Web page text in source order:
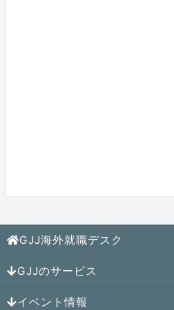
GJJ海外就職デスク
GJJのサービス
海外就職カウンセリング
イベント情報